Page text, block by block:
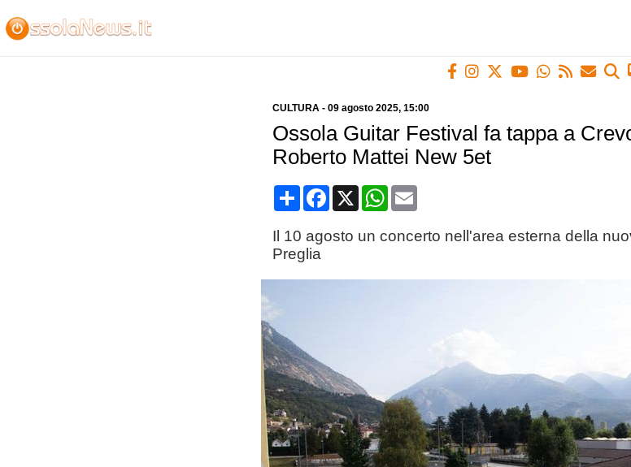
CULTURA- 09 agosto 2025, 15:00
Ossola Guitar Festival fa tappa a
Roberto Mattei New 5et
CondividiFacebook
X WhatsApp
Email
Il 10 agosto un concerto nell'area esterna della
Preglia